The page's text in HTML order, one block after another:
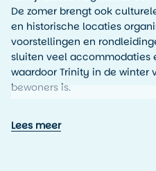
De zomer brengt ook
en historische locaties
voorstellingen en
sluiten veel accommodaties
waardoor Trinity in de winter
bewoners is.
tussen de 15 en 22 graden. ’s
Lees meer